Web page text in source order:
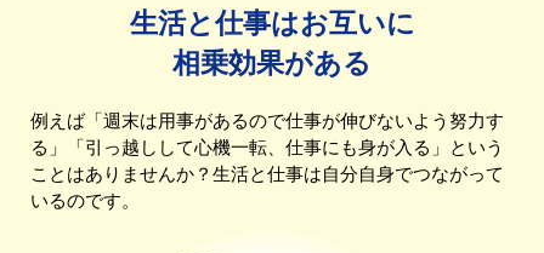
生活と仕事はお互いに
相乗効果がある
例えば「週末は用事があるので仕事が伸びないよう努力す
る」「引っ越しして心機一転、仕事にも身が入る」という
ことはありませんか？生活と仕事は自分自身でつながって
いるのです。